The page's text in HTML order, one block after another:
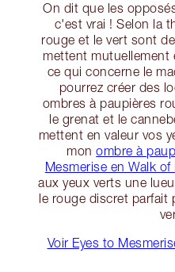
On dit que les
c'est vrai ! Selon la
rouge et le vert sont
mettent mutuellement
ce qui concerne le
pourrez créer des
ombres à paupières
le grenat et le
mettent en valeur vos
monombre à
Mesmerise en Walk of
aux yeux verts une
le rouge discret parfait
Voir Eyes to